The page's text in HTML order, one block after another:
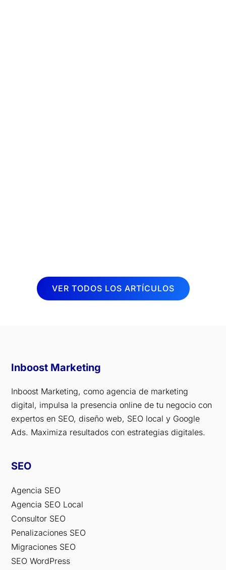
VER TODOS LOS ARTÍCULOS
Inboost Marketing
Inboost Marketing, como agencia de marketing
digital, impulsa la presencia online de tu negocio con
expertos en SEO, diseño web, SEO local y Google
Ads. Maximiza resultados con estrategias digitales.
SEO
Agencia SEO
Agencia SEO Local
Consultor SEO
Penalizaciones SEO
Migraciones SEO
SEO WordPress